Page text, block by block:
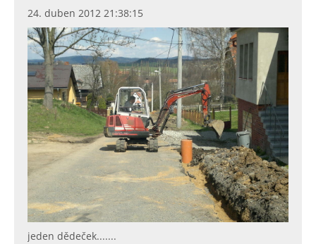
24. duben 2012 21:38:15
jeden dědeček.......